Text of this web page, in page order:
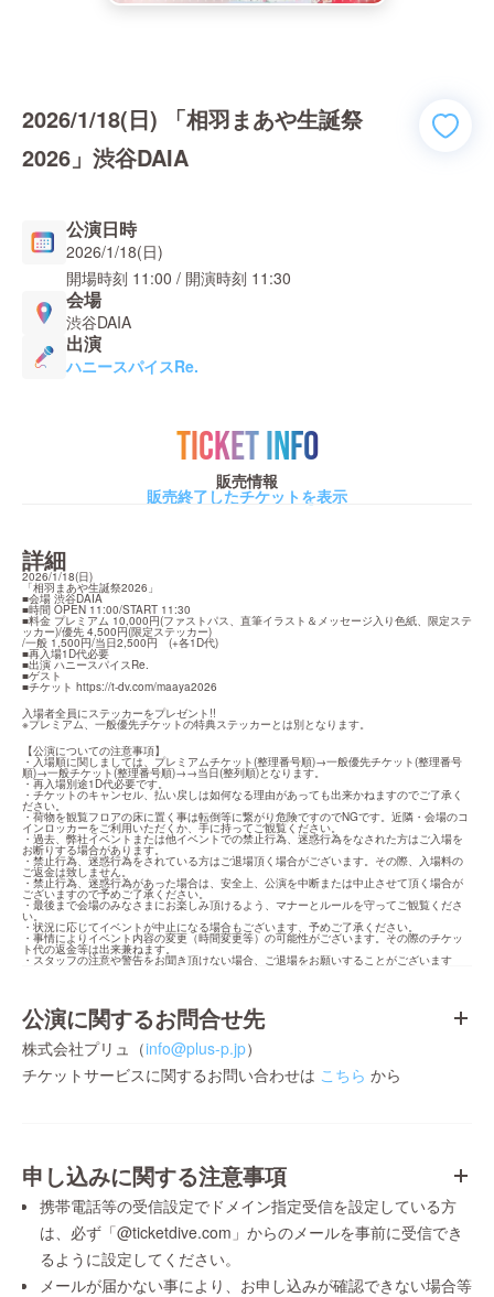
2026/1/18(日) 「相羽まあや生誕祭
2026」渋谷DAIA
公演日時
2026/1/18(日)
開場時刻 11:00 / 開演時刻 11:30
会場
渋谷DAIA
出演
ハニースパイスRe.
TICKET INFO
販売情報
販売終了したチケットを表示
詳細
2026/1/18(日)
「相羽まあや生誕祭2026」
■会場 渋谷DAIA
■時間 OPEN 11:00/START 11:30
■料金 プレミアム 10,000円(ファストパス、直筆イラスト＆メッセージ入り色紙、限定ステ
ッカー)/優先 4,500円(限定ステッカー)
/一般 1,500円/当日2,500円　(+各1D代)
■再入場1D代必要
■出演 ハニースパイスRe.
■ゲスト
■チケット https://t-dv.com/maaya2026
入場者全員にステッカーをプレゼント!!
※プレミアム、一般優先チケットの特典ステッカーとは別となります。
【公演についての注意事項】
・入場順に関しましては、プレミアムチケット(整理番号順)→一般優先チケット(整理番号
順)→一般チケット(整理番号順)→→当日(整列順)となります。
・再入場別途1D代必要です。
・チケットのキャンセル、払い戻しは如何なる理由があっても出来かねますのでご了承く
ださい。
・荷物を観覧フロアの床に置く事は転倒等に繋がり危険ですのでNGです。近隣・会場のコ
インロッカーをご利用いただくか、手に持ってご観覧ください。
・過去、弊社イベントまたは他イベントでの禁止行為、迷惑行為をなされた方はご入場を
お断りする場合があります。
・禁止行為、迷惑行為をされている方はご退場頂く場合がございます。その際、入場料の
ご返金は致しません。
・禁止行為、迷惑行為があった場合は、安全上、公演を中断または中止させて頂く場合が
ございますので予めご了承ください。
・最後まで会場のみなさまにお楽しみ頂けるよう、マナーとルールを守ってご観覧くださ
い。
・状況に応じてイベントが中止になる場合もございます、予めご了承ください。
・事情によりイベント内容の変更（時間変更等）の可能性がございます。その際のチケッ
ト代の返金等は出来兼ねます。
・スタッフの注意や警告をお聞き頂けない場合、ご退場をお願いすることがございます
公演に関するお問合せ先
株式会社プリュ（info@plus-p.jp）
チケットサービスに関するお問い合わせは こちら から
申し込みに関する注意事項
携帯電話等の受信設定でドメイン指定受信を設定している方
は、必ず「@ticketdive.com」からのメールを事前に受信でき
るように設定してください。
メールが届かない事により、お申し込みが確認できない場合等